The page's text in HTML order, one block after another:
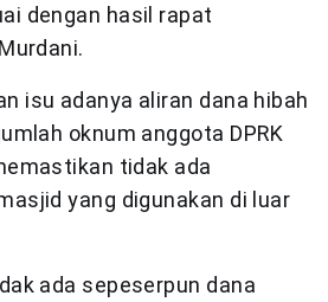
dengan hasil rapat
isu adanya aliran dana hibah
oknum anggota DPRK
tidak ada
yang digunakan di luar
ada sepeserpun dana